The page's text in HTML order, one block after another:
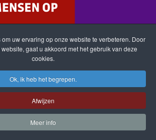
uw ervaring op onze website te verbeteren. Door
gaat u akkoord met het gebruik van deze
cookies.
Ok, ik heb het begrepen.
Afwijzen
Meer info